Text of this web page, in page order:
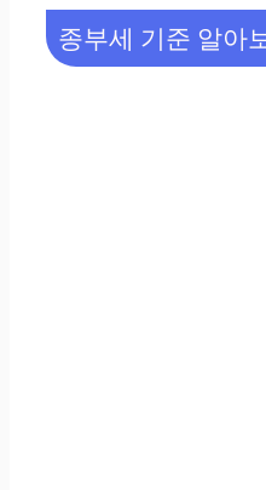
종부세 기준 알아